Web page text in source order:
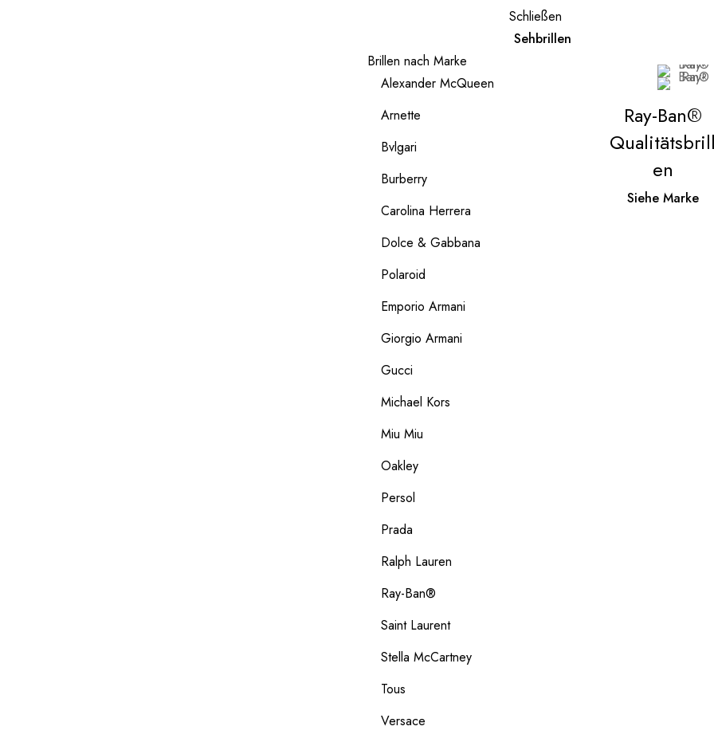
Schließen
Sehbrillen
Brillen nach Marke
Alexander McQueen
Arnette
Bvlgari
Burberry
Carolina Herrera
Dolce & Gabbana
Polaroid
Emporio Armani
Giorgio Armani
Gucci
Michael Kors
Miu Miu
Oakley
Persol
Prada
Ralph Lauren
Ray-Ban®
Saint Laurent
Stella McCartney
Tous
Versace
Ray-Ban®
en
Siehe Marke